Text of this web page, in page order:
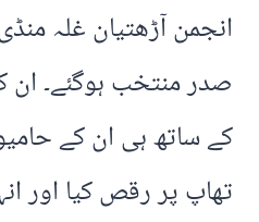
انجمن آڑھتیان غلہ
صدر منتخب ہوگئے۔ ان
کے ساتھ ہی ان کے
تھاپ پر رقص کیا اور